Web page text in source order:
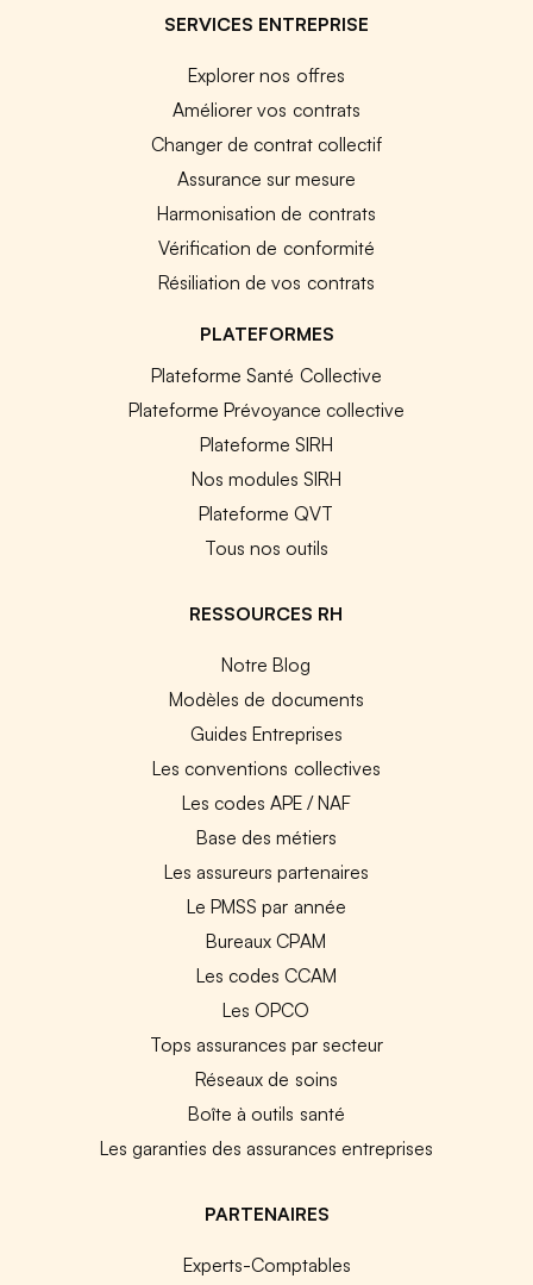
SERVICES ENTREPRISE
Explorer nos offres
Améliorer vos contrats
Changer de contrat collectif
Assurance sur mesure
Harmonisation de contrats
Vérification de conformité
Résiliation de vos contrats
PLATEFORMES
Plateforme Santé Collective
Plateforme Prévoyance collective
Plateforme SIRH
Nos modules SIRH
Plateforme QVT
Tous nos outils
RESSOURCES RH
Notre Blog
Modèles de documents
Guides Entreprises
Les conventions collectives
Les codes APE / NAF
Base des métiers
Les assureurs partenaires
Le PMSS par année
Bureaux CPAM
Les codes CCAM
Les OPCO
Tops assurances par secteur
Réseaux de soins
Boîte à outils santé
Les garanties des assurances entreprises
PARTENAIRES
Experts-Comptables